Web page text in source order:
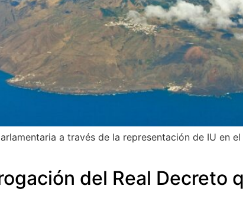
a través de la representación de IU en
del Real Decreto